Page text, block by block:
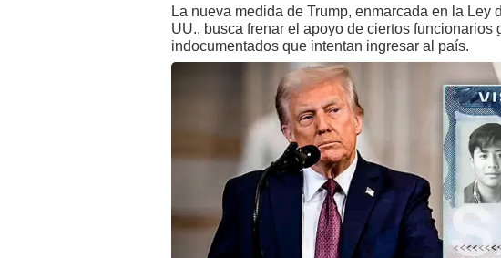
La nueva medida de Trump, enmarcada en la
UU., busca frenar el apoyo de ciertos
indocumentados que intentan ingresar al país.